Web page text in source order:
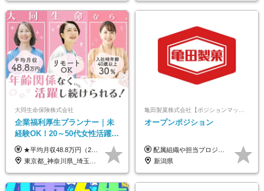
大同生命保険株式会社
企業福利厚生プランナー｜未
経験OK！20～50代女性活躍｜
リモートOK｜平均月収48.8万
｜子育て＆介護支援◎
★平均月収48.8万円（2025年度実績） ★安心の固定給＋賞与年2回＋インセンティブ！手当も充実 月給21万円～23万円＋諸手当＋インセンティブ＋賞与年2回 ※給与は年間平均の税込定例給与です。賞与は含みません。 ※約3週間の研修期間中は日当8000円を支給いたします。 ※試用期間6ヵ月あり（期間中の条件変更なし） ◆東京・神奈川・千葉・埼玉・愛知（一部）・京都・大阪・兵庫（一部）：月給23万円以上 ◆静岡（一部）・三重・岐阜：月給22万円以上 ◆上記以外の地域：月給21万円以上
東京都_神奈川県_埼玉県_千葉県_大阪府_愛知県_北海道_青森県_岩手県_宮城県_秋田県_山形県_福島県_茨城県_栃木県_群馬県_新潟県_山梨県_長野県_富山県_石川県_福井県_静岡県_岐阜県_三重県_兵庫県_京都府_滋賀県_奈良県_和歌山県_広島県_岡山県_鳥取県_島根県_山口県_徳島県_香川県_愛媛県_高知県_福岡県_熊本県_佐賀県_長崎県_大分県_宮崎県_鹿児島県_沖縄県
オープンポジション
配属組織や担当プロジェクトにより異なります。 想定年収：400万円～1000万円 ※ご経験やスキルに応じて決定します。 ※上記想定年収はあくまでも目安の金額であり、 選考を通じて上下する可能性があります。
新潟県